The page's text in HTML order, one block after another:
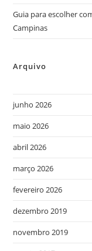
Guia para escolher
Campinas
Arquivo
junho 2026
maio 2026
abril 2026
março 2026
fevereiro 2026
dezembro 2019
novembro 2019